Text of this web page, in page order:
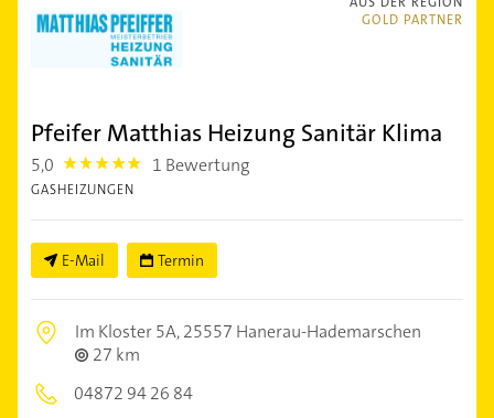
GOLD PARTNER
Pfeifer Matthias Heizung Sanitär Klima
5,0 5.0 1 Bewertung
GASHEIZUNGEN
E-Mail Termin
Im Kloster 5A,25557 Hanerau-Hademarschen
27 km
04872 94 26 84